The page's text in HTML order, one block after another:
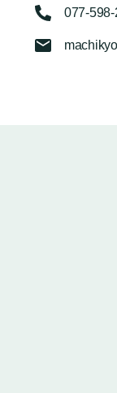
077-